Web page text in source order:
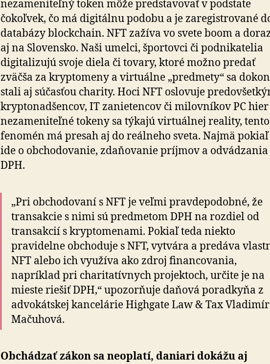
nezameniteľný token môže predstavovať v podstate
čokoľvek, čo má digitálnu podobu a je zaregistrované
databázy blockchain. NFT zažíva vo svete boom a
aj na Slovensko. Naši umelci, športovci či podnikatelia
digitalizujú svoje diela či tovary, ktoré možno predať
zväčša za kryptomeny a virtuálne „predmety“ sa
stali aj súčasťou charity. Hoci NFT oslovuje
kryptonadšencov, IT zanietencov či milovníkov PC hier
nezameniteľné tokeny sa týkajú virtuálnej reality, tento
fenomén má presah aj do reálneho sveta. Najmä pokiaľ
ide o obchodovanie, zdaňovanie príjmov a odvádzania
DPH.
„Pri obchodovaní s NFT je veľmi pravdepodobné, že
transakcie s nimi sú predmetom DPH na rozdiel od
transakcií s kryptomenami. Pokiaľ teda niekto
pravidelne obchoduje s NFT, vytvára a predáva
NFT alebo ich využíva ako zdroj financovania,
napríklad pri charitatívnych projektoch, určite je na
mieste riešiť DPH,“ upozorňuje daňová poradkyňa z
advokátskej kancelárie Highgate Law & Tax
Mačuhová.
Obchádzať zákon sa neoplatí, daniari dokážu aj